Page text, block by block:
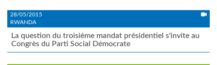
28/05/2015
RWANDA
La question du troisième mandat présidentiel s'invite au
Congrès du Parti Social Démocrate